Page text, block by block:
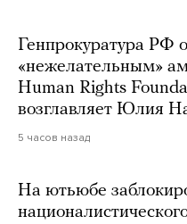
Генпрокуратура РФ
«нежелательным»
Human Rights
возглавляет Юлия
5 часов назад
На ютьюбе